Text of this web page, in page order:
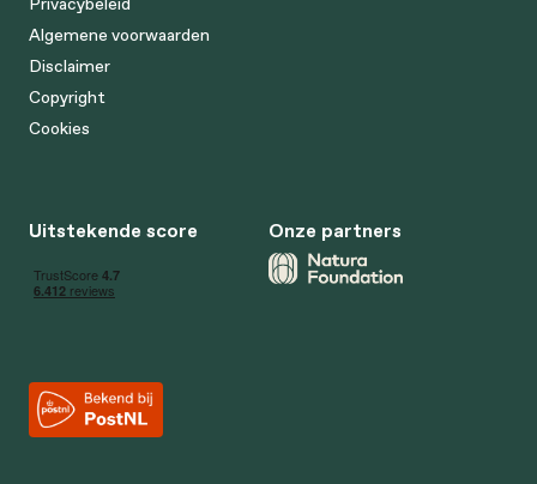
Algemene voorwaarden
Disclaimer
Copyright
Cookies
Uitstekende score Onze partners